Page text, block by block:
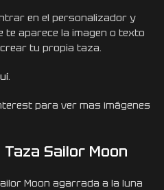
en el personalizador y
te aparece la imagen o texto
tu propia taza.
.
para ver mas imágenes
Sailor Moon
Moon agarrada a la luna